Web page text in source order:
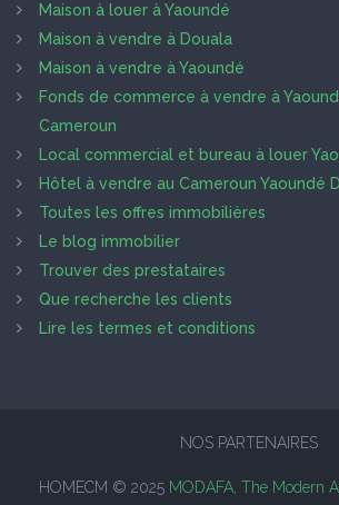
Maison à louer à Yaoundé
Maison à vendre à Douala
Maison à vendre à Yaoundé
Fonds de commerce à vendre à
Cameroun
Local commercial et bureau à louer
Hôtel à vendre au Cameroun Yaoundé
Toutes les offres immobilières
Le blog immobilier
Trouver des prestataires
Que recherche les clients
Lire les termes et conditions
NOS PARTENAIRES
HOMECM © 2025 MODAFA, The Modern